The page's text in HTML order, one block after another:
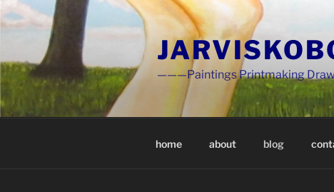
Skip
to
———Paintings Printmaking
home about blog